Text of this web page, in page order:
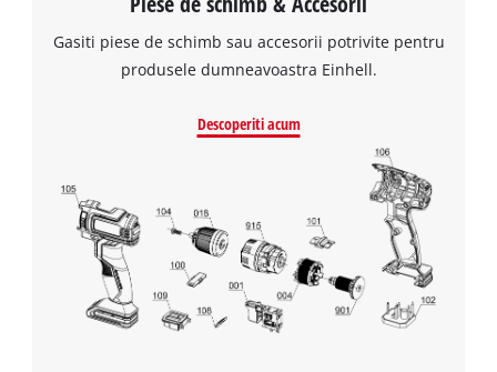
Gasiti piese de schimb sau accesorii potrivite pentru
produsele dumneavoastra Einhell.
Descoperiti acum